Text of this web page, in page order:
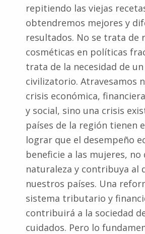
repitiendo las viejas
obtendremos mejores y
resultados. No se trata de
cosméticas en políticas
trata de la necesidad de
civilizatorio. Atravesamos
crisis económica,
y social, sino una crisis
países de la región tienen
lograr que el desempeño
beneficie a las mujeres, no
naturaleza y contribuya al
nuestros países. Una
sistema tributario y
contribuirá a la sociedad
cuidados. Pero lo